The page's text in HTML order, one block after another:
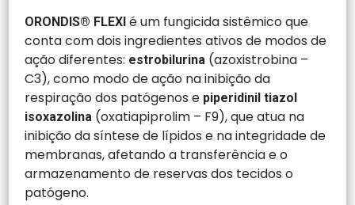
ORONDIS® FLEXIé um fungicida sistêmico que
conta com dois ingredientes ativos de modos de
ação diferentes: estrobilurina (azoxistrobina –
C3), como modo de ação na inibição da
respiração dos patógenos e piperidinil tiazol
isoxazolina (oxatiapiprolim – F9), que atua na
inibição da síntese de lípidos e na integridade de
membranas, afetando a transferência e o
armazenamento de reservas dos tecidos o
patógeno.